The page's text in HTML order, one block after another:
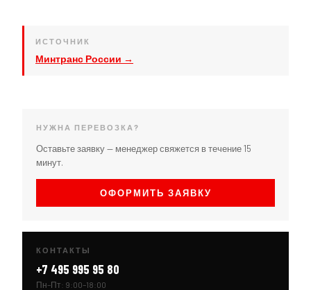
ИСТОЧНИК
Минтранс России →
НУЖНА ПЕРЕВОЗКА?
Оставьте заявку — менеджер свяжется в течение 15
минут.
ОФОРМИТЬ ЗАЯВКУ
КОНТАКТЫ
+7 495 995 95 80
Пн–Пт: 9:00–18:00